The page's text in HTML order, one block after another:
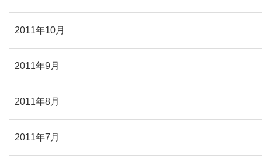
2011年10月
2011年9月
2011年8月
2011年7月